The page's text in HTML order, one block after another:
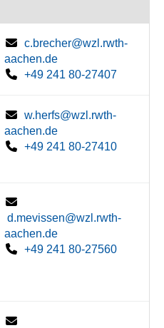
c.brecher@wzl.rwth-
aachen.de
+49 241 80-27407
w.herfs@wzl.rwth-
aachen.de
+49 241 80-27410
d.mevissen@wzl.rwth-
aachen.de
+49 241 80-27560